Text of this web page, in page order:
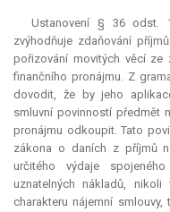
Ustanovení § 36
zvýhodňuje zdaňování
pořizování movitých věcí ze
finančního pronájmu. Z
dovodit, že by jeho
smluvní povinností předmět
pronájmu odkoupit. Tato
zákona o daních z příjmů
určitého výdaje
uznatelných nákladů,
charakteru nájemní